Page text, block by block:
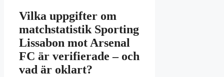
Vilka uppgifter om
matchstatistik Sporting
Lissabon mot Arsenal
FC är verifierade – och
vad är oklart?